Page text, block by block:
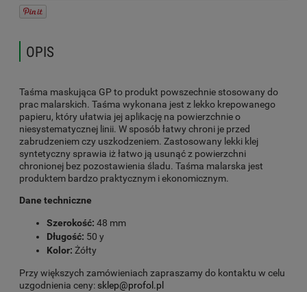
OPIS
Taśma maskująca GP to produkt powszechnie stosowany do
prac malarskich. Taśma wykonana jest z lekko krepowanego
papieru, który ułatwia jej aplikację na powierzchnie o
niesystematycznej linii. W sposób łatwy chroni je przed
zabrudzeniem czy uszkodzeniem. Zastosowany lekki klej
syntetyczny sprawia iż łatwo ją usunąć z powierzchni
chronionej bez pozostawienia śladu. Taśma malarska jest
produktem bardzo praktycznym i ekonomicznym.
Dane techniczne
Szerokość: 48 mm
Długość: 50 y
Kolor: Żółty
Przy większych zamówieniach zapraszamy do kontaktu w celu
uzgodnienia ceny: sklep@profol.pl